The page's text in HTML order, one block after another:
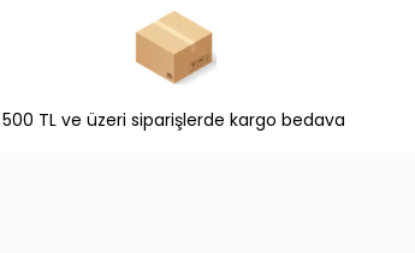
500 TL ve üzeri siparişlerde kargo bedava